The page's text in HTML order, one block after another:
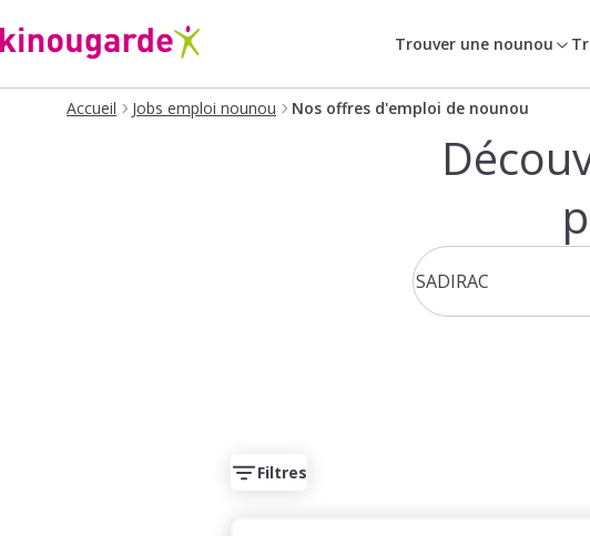
Trouver une nounou
Accueil Jobs emploi nounou Nos offres d'emploi de nounou
Filtres